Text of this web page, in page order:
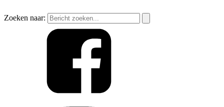
Zoeken naar: